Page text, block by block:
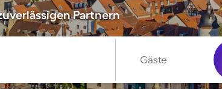
Partnern
Gäste